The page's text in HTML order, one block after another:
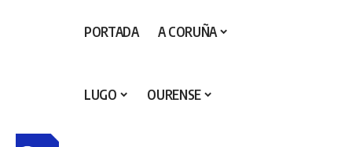
PORTADA A CORUÑA
LUGO OURENSE